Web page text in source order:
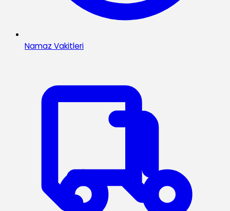
Namaz Vakitleri